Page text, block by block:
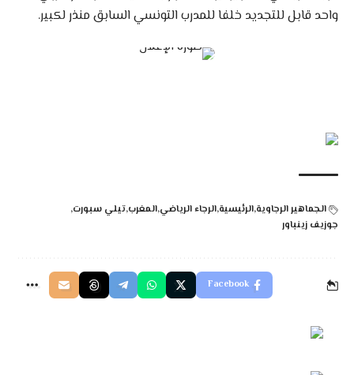
واحد قابل للتجديد خلفا للمدرب التونسي السابق منذر لكبير.
الجماهير الرجاويةالرئيسيةالرجاء الرياضيالمغربتيلي سبورت
جوزيف زينباور
Facebook